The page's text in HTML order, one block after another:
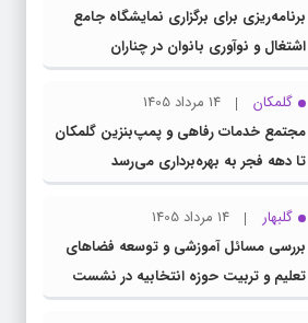
برنامه‌ریزی برای برگزاری نمایشگاه جامع
اشتغال و نوآوری بانوان در چناران
گلمکان
14 مرداد 1405
مجتمع خدمات رفاهی و پمپ‌بنزین گلمکان
تا دهه فجر به بهره‌برداری می‌رسد
گلبهار
14 مرداد 1405
بررسی مسائل آموزشی و توسعه فضاهای
تعلیم و تربیت حوزه انتخابیه در نشست
مشترک عضو کمیسیون آموزش مجلس با